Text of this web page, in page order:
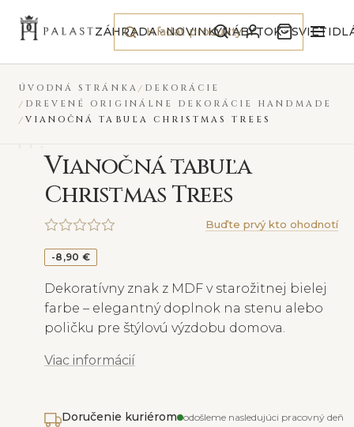
Preskočiť na obsah
ZÁHRADA NOVINKYNÁBYTOK
ÚVODNÁ STRÁNKA
DEKORÁCIE
DREVENÉ ORIGINÁLNE DEKORÁCIE HANDMADE
VIANOČNÁ TABUĽA CHRISTMAS TREES
Vianočná tabuľa
Christmas Trees
Buďte prvý kto ohodnotí
-8,90 €
Dekoratívny znak z MDF v starožitnej bielej
farbe – elegantný doplnok na stenu alebo
poličku pre štýlovú výzdobu domova.
Viac informácií
Doručenie kuriérom odošleme nasledujúci pracovný deň